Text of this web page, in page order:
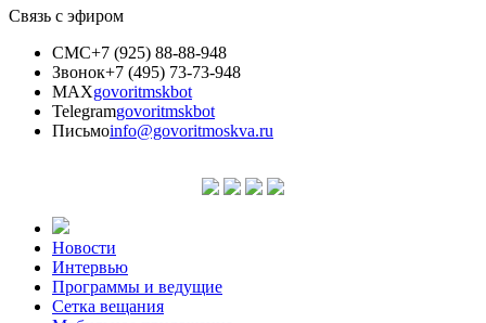
Связь с эфиром
СМС+7 (925) 88-88-948
Звонок+7 (495) 73-73-948
MAXgovoritmskbot
Telegramgovoritmskbot
Письмоinfo@govoritmoskva.ru
Новости
Интервью
Программы и ведущие
Сетка вещания